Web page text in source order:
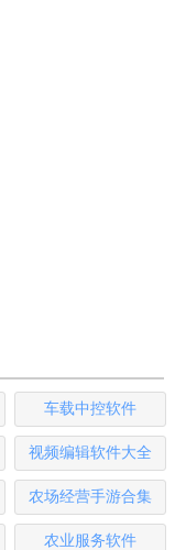
车载中控软件
视频编辑软件大全
农场经营手游合集
农业服务软件